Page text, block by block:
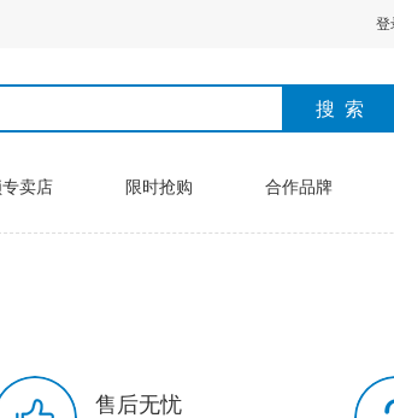
登
卖店 限时抢购 合作品牌
售后无忧